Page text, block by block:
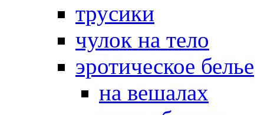
трусики
чулок на тело
эротическое белье
на вешалах